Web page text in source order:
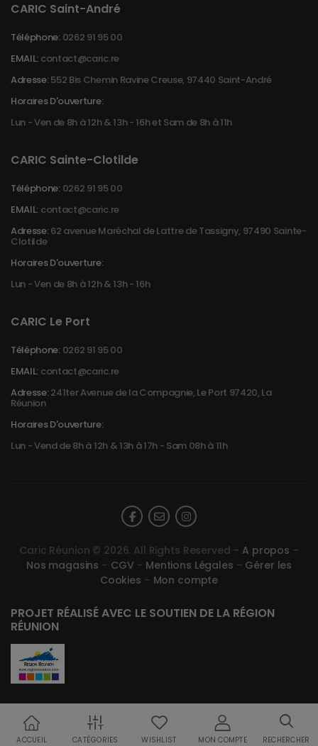
CARIC Saint-André
Téléphone: 0262 91 95 00
EMAIL: contact@caric.re
Adresse:552 Bis Chemin Ravine Creuse, 97440 Saint-André
Horaires D'ouverture:
Lun - Ven de 8h à 12h & 13h - 16h et Sam de 8h à 11h
CARIC Sainte-Clotilde
Téléphone: 0262 91 95 00
EMAIL: contact@caric.re
Adresse:62 avenue Maréchal de Lattre de Tassigny, 97490 Sainte-
Clotilde
Horaires D'ouverture:
Lun - Ven de 8h à 12h & 13h - 16h
CARIC Le Port
Téléphone: 0262 91 95 00
EMAIL: contact@caric.re
Adresse:241ter Avenue de la Compagnie, Le Port 97420, La
Réunion
Horaires D'ouverture:
Lun - Vend de 8h à 12h & 13h à 17h - Sam 08h à 11h
Caric Réunion © 2026. All Rights Reserved – A propos –
Nos magasins – CGV – Mentions Légales – Gérer les
Cookies – Mon compte
PROJET RÉALISÉ AVEC LE SOUTIEN DE LA RÉGION
RÉUNION
ACCUEIL CATÉGORIES WISHLIST MON COMPTE RECHERCHER